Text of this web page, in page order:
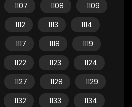
1107 1108
1109
1112 1113
1114
1117 1118
1119
1122 1123
1124
1127 1128
1129
1132 1133
1134